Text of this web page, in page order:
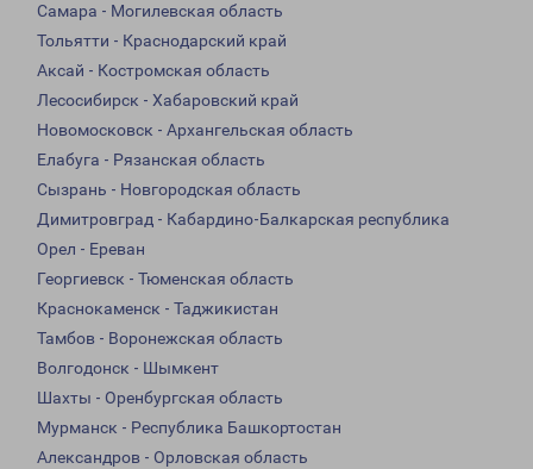
Самара - Могилевская область
Тольятти - Краснодарский край
Аксай - Костромская область
Лесосибирск - Хабаровский край
Новомосковск - Архангельская область
Елабуга - Рязанская область
Сызрань - Новгородская область
Димитровград - Кабардино-Балкарская республика
Орел - Ереван
Георгиевск - Тюменская область
Краснокаменск - Таджикистан
Тамбов - Воронежская область
Волгодонск - Шымкент
Шахты - Оренбургская область
Мурманск - Республика Башкортостан
Александров - Орловская область